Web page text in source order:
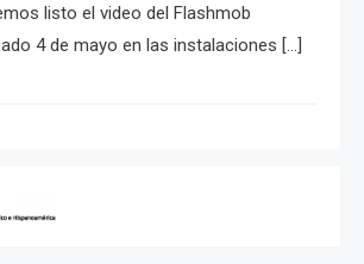
listo el video del Flashmob
4 de mayo en las instalaciones […]